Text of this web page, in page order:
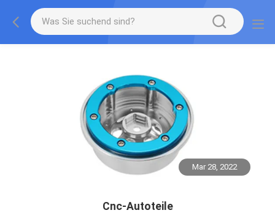
Mar 28, 2022
Cnc-Autoteile